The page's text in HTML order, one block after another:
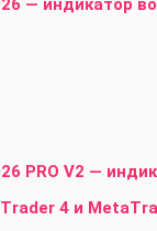
— индикатор
PRO V2 —
4 и